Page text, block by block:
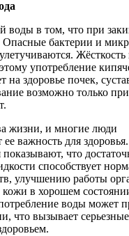
воды в том, что при
Опасные бактерии и
употребление
на здоровье почек,
возможно только
жизни, и многие люди
важность для здоровья.
что
способствует
улучшению работы
в хорошем
воды может
что вызывает серьезные